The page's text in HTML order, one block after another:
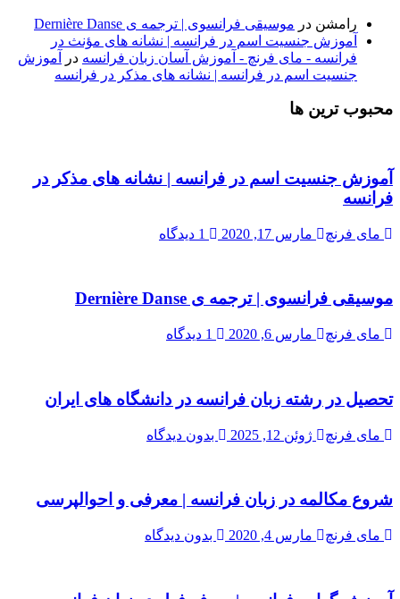
رامشن در موسیقی فرانسوی | ترجمه ی Dernière Danse
آموزش جنسیت اسم در فرانسه | نشانه های مؤنث در
فرانسه - مای فرنچ - آموزش آسان زبان فرانسه در
آموزش
جنسیت اسم در فرانسه | نشانه های مذکر در فرانسه
محبوب ترین ها
آموزش جنسیت اسم در فرانسه | نشانه های مذکر در
فرانسه
مای فرنچ مارس 17, 2020
موسیقی فرانسوی | ترجمه ی Dernière Danse
مای فرنچ مارس 6, 2020
تحصیل در رشته زبان فرانسه در دانشگاه های ایران
مای فرنچ ژوئن 12, 2025 بدون دیدگاه
شروع مکالمه در زبان فرانسه | معرفی و احوالپرسی
مای فرنچ مارس 4, 2020 بدون دیدگاه